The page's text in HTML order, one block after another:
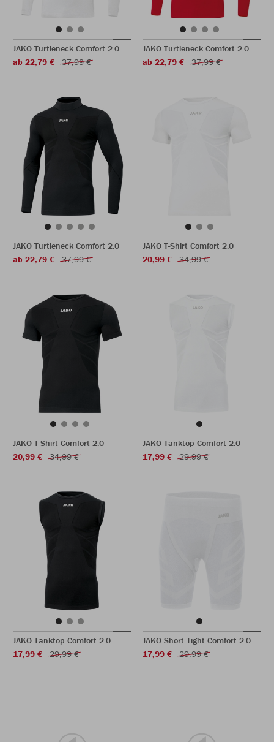
JAKO Turtleneck Comfort 2.0
ab 22,79 €
37,99 €
JAKO Turtleneck Comfort 2.0
ab 22,79 €
37,99 €
JAKO Turtleneck Comfort 2.0
ab 22,79 €
37,99 €
JAKO T-Shirt Comfort 2.0
20,99 €
34,99 €
JAKO T-Shirt Comfort 2.0
20,99 €
34,99 €
JAKO Tanktop Comfort 2.0
17,99 €
29,99 €
JAKO Tanktop Comfort 2.0
17,99 €
29,99 €
JAKO Short Tight Comfort 2.0
17,99 €
29,99 €